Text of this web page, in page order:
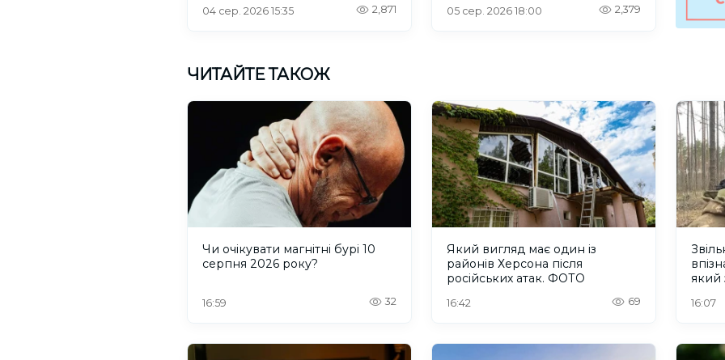
04 сер. 2026 15:35 2,871 05 сер. 2026 18:00 2,379
ЧИТАЙТЕ ТАКОЖ
Чи очікувати магнітні бурі 10
серпня 2026 року?
16:59 32
Який вигляд має один із
районів Херсона після
російських атак. ФОТО
16:42 69
який
16:07